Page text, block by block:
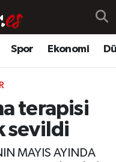
Spor Ekonomi
terapisi
sevildi
MAYIS AYINDA